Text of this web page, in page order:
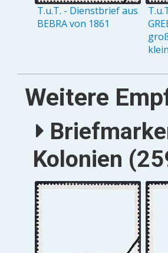
T.u.T. - Dienstbrief aus
BEBRA von 1861
Weitere
Kolonien